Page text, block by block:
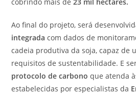
Ao final do projeto, será
integrada com dados de
cadeia produtiva da soja, capaz de
requisitos de sustentabilidade. E
protocolo de carbono que atenda
estabelecidas por especialistas da